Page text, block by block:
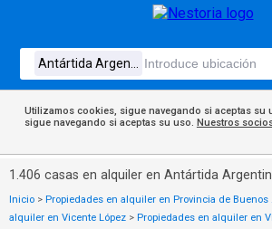
Utilizamos cookies, sigue navegando si aceptas su
sigue navegando si aceptas su uso. Nuestros
1.406 casas en alquiler en Antártida
Inicio > Propiedades en alquiler en Provincia de Buenos
alquiler en Vicente López > Propiedades en alquiler en